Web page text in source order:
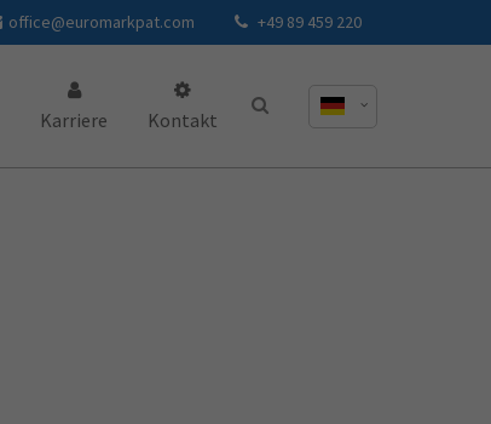
+49 89 459 220
office@euromarkpat.com
Karriere Kontakt